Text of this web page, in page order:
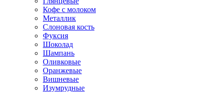
Кофе с молоком
Металлик
Слоновая кость
Фуксия
Шоколад
Шампань
Оливковые
Оранжевые
Вишневые
Изумрудные